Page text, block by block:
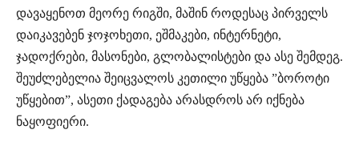
დავაყენოთ მეორე რიგში, მაშინ როდესაც პირველს
დაიკავებენ ჯოჯოხეთი, ეშმაკები, ინტერნეტი,
ჯადოქრები, მასონები, გლობალისტები და ასე შემდეგ.
შეუძლებელია შეიცვალოს კეთილი უწყება ”ბოროტი
უწყებით”, ასეთი ქადაგება არასდროს არ იქნება
ნაყოფიერი.